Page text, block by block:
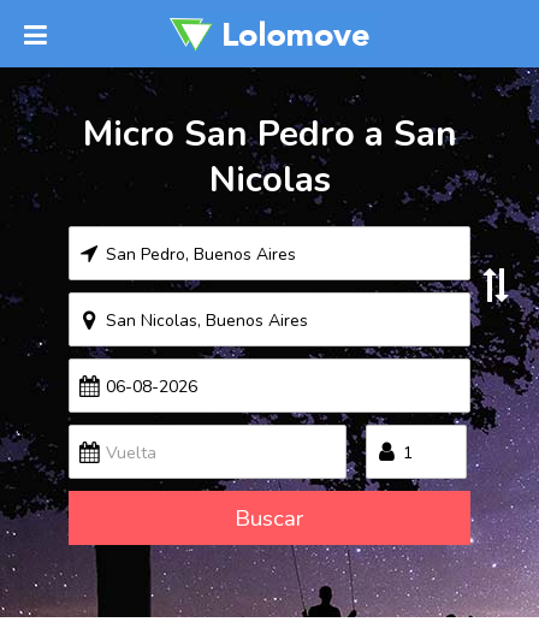
Micro San Pedro a San
Nicolas
Buscar